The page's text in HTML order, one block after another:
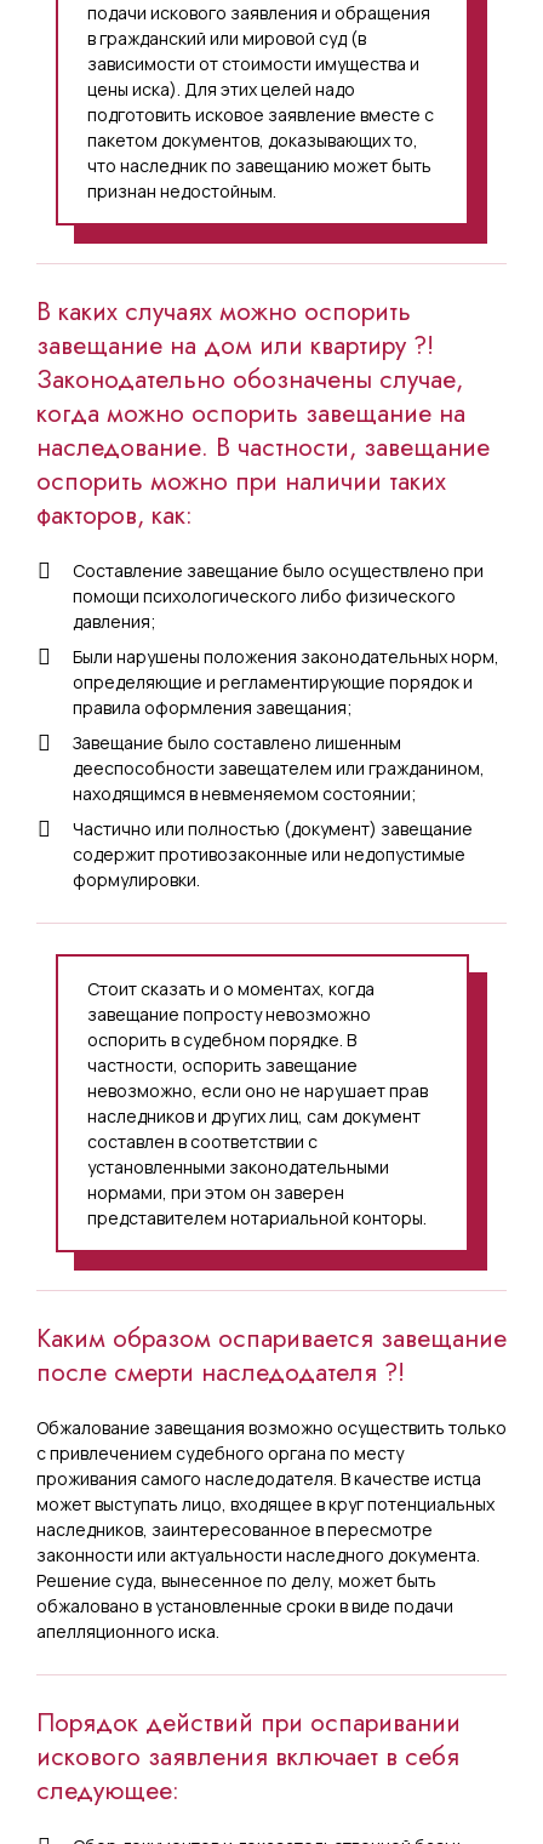
подачи искового заявления и обращения
в гражданский или мировой суд (в
зависимости от стоимости имущества и
цены иска). Для этих целей надо
подготовить исковое заявление вместе с
пакетом документов, доказывающих то,
что наследник по завещанию может быть
признан недостойным.
В каких случаях можно оспорить
завещание на дом или квартиру ?!
Законодательно обозначены случае,
когда можно оспорить завещание на
наследование. В частности, завещание
оспорить можно при наличии таких
факторов, как:
Составление завещание было осуществлено при
помощи психологического либо физического
давления;
Были нарушены положения законодательных норм,
определяющие и регламентирующие порядок и
правила оформления завещания;
Завещание было составлено лишенным
дееспособности завещателем или гражданином,
находящимся в невменяемом состоянии;
Частично или полностью (документ) завещание
содержит противозаконные или недопустимые
формулировки.
Стоит сказать и о моментах, когда
завещание попросту невозможно
оспорить в судебном порядке. В
частности, оспорить завещание
невозможно, если оно не нарушает прав
наследников и других лиц, сам документ
составлен в соответствии с
установленными законодательными
нормами, при этом он заверен
представителем нотариальной конторы.
Каким образом оспаривается завещание
после смерти наследодателя ?!
Обжалование завещания возможно осуществить только
с привлечением судебного органа по месту
проживания самого наследодателя. В качестве истца
может выступать лицо, входящее в круг потенциальных
наследников, заинтересованное в пересмотре
законности или актуальности наследного документа.
Решение суда, вынесенное по делу, может быть
обжаловано в установленные сроки в виде подачи
апелляционного иска.
Порядок действий при оспаривании
искового заявления включает в себя
следующее: